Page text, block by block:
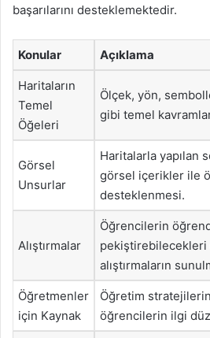
başarılarını desteklemektedir.
Konular Açıklama
Haritaların
Temel
Öğeleri
Ölçek, yön,
gibi temel
Görsel
Unsurlar
Haritalarla yapılan
görsel içerikler ile
desteklenmesi.
Alıştırmalar
Öğrencilerin
alıştırmaların
Öğretmenler
için Kaynak
Öğretim
öğrencilerin ilgi